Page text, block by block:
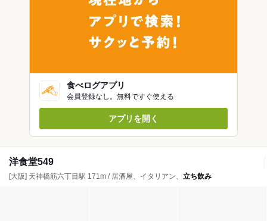
食べログアプリ
会員登録なし。無料ですぐ使える
アプリを開く
洋食堂549
[大阪] 天神橋筋六丁目駅 171m / 居酒屋、イタリアン、 立ち飲み